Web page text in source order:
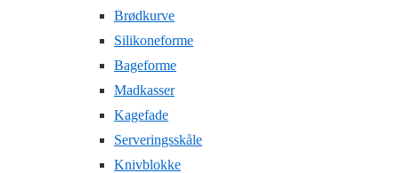
Brødkurve
Silikoneforme
Bageforme
Madkasser
Kagefade
Serveringsskåle
Knivblokke